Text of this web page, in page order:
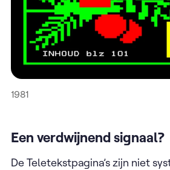
1981
Een verdwijnend signaal?
De Teletekstpagina’s zijn niet